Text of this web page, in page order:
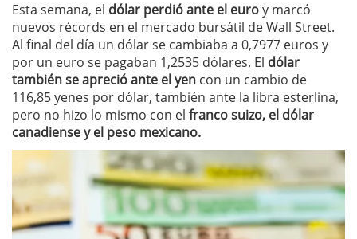
Esta semana, el dólar perdió ante el euroy marcó
nuevos récords en el mercado bursátil de Wall Street.
Al final del día un dólar se cambiaba a 0,7977 euros y
por un euro se pagaban 1,2535 dólares. El dólar
también se apreció ante el yen con un cambio de
116,85 yenes por dólar, también ante la libra esterlina,
pero no hizo lo mismo con el franco suizo, el dólar
canadiense y el peso mexicano.